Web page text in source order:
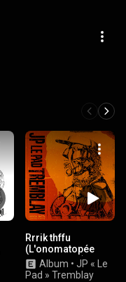
Rrrik thffu
(L'onomatopée
d'un crachat)
Album • JP « Le
Pad » Tremblay